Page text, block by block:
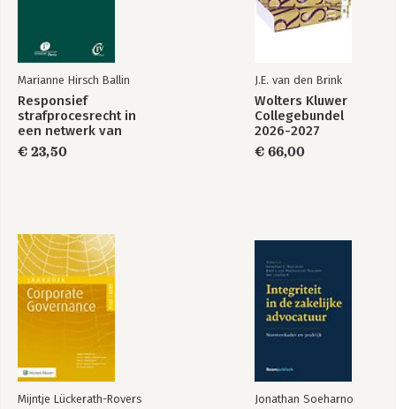
4.4 Sanctionering van onrechtmatigheden 73
4.5 Conclusie 80
Marianne Hirsch Ballin
Responsief
strafprocesrecht in
een netwerk van
rechtsbetrekkingen
€ 23,50
J.E. van den Brink
Wolters Kluwer
Collegebundel
2026-2027
€ 66,00
Mijntje Lückerath-Rovers Jonathan Soeharno